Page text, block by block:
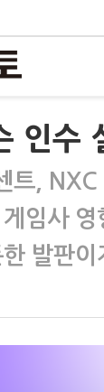
인수
트, NXC
임사
발판